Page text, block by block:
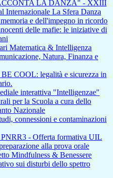
LA DANZA" - XXIII
Internazionale La Sfera Danza
e dell'impegno in ricordo
delle mafie: le iniziative di
Matematica & Intelligenza
Natura, Finanza e
COOL: legalità e sicurezza in
interattiva "Intelligenzae"
per la Scuola a cura dello
Nazionale
connessioni e contaminazioni
- Offerta formativa UIL
alla prova orale
Mindfulness & Benessere
sui disturbi dello spettro